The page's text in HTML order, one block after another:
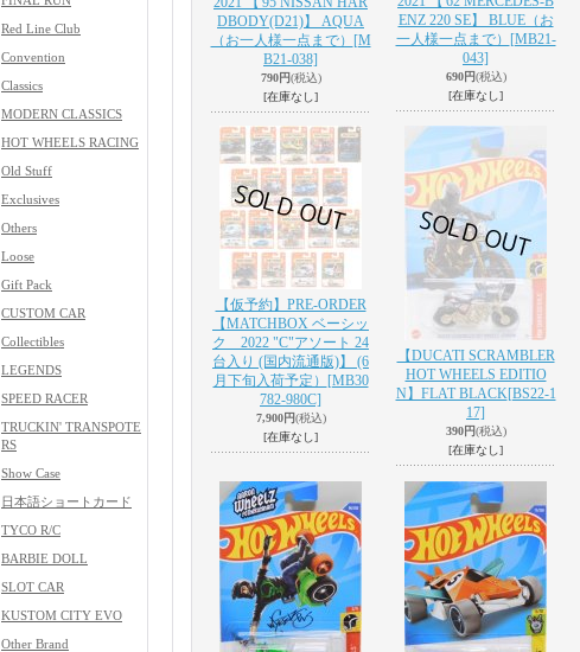
Red Line Club
Convention
Classics
MODERN CLASSICS
HOT WHEELS RACING
Old Stuff
Exclusives
Others
Loose
Gift Pack
CUSTOM CAR
Collectibles
LEGENDS
SPEED RACER
TRUCKIN' TRANSPOTE
RS
Show Case
日本語ショートカード
TYCO R/C
BARBIE DOLL
SLOT CAR
KUSTOM CITY EVO
Other Brand
DBODY(D21)】 AQUA
（お一人様一点まで） [M
B21-038]
790円(税込)
[在庫なし]
ENZ 220 SE】 BLUE（お
一人様一点まで） [MB21-
043]
690円(税込)
[在庫なし]
【仮予約】PRE-ORDER
【MATCHBOX ベーシッ
ク 2022 "C"アソート 24
台入り (国内流通版)】 (6
月下旬入荷予定） [MB30
782-980C]
7,900円(税込)
[在庫なし]
【DUCATI SCRAMBLER
HOT WHEELS EDITIO
N】FLAT BLACK[BS22-1
17]
390円(税込)
[在庫なし]